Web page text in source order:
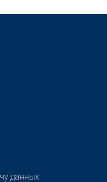
данных